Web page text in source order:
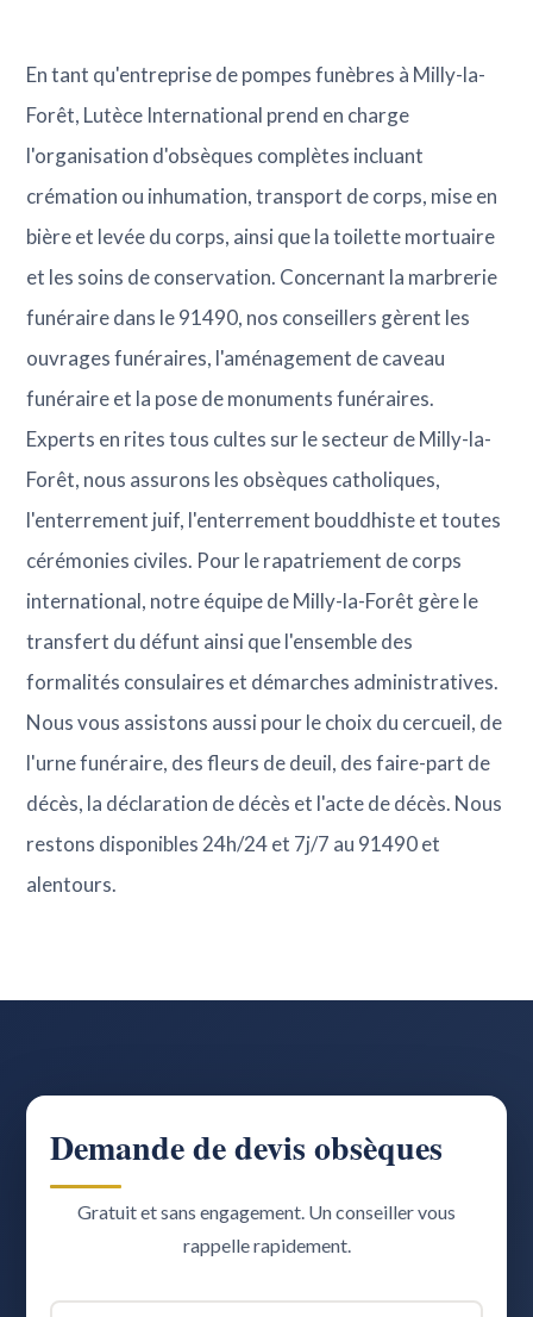
En tant qu'entreprise de pompes funèbres à Milly-la-
Forêt, Lutèce International prend en charge
l'organisation d'obsèques complètes incluant
crémation ou inhumation, transport de corps, mise en
bière et levée du corps, ainsi que la toilette mortuaire
et les soins de conservation. Concernant la marbrerie
funéraire dans le 91490, nos conseillers gèrent les
ouvrages funéraires, l'aménagement de caveau
funéraire et la pose de monuments funéraires.
Experts en rites tous cultes sur le secteur de Milly-la-
Forêt, nous assurons les obsèques catholiques,
l'enterrement juif, l'enterrement bouddhiste et toutes
cérémonies civiles. Pour le rapatriement de corps
international, notre équipe de Milly-la-Forêt gère le
transfert du défunt ainsi que l'ensemble des
formalités consulaires et démarches administratives.
Nous vous assistons aussi pour le choix du cercueil, de
l'urne funéraire, des fleurs de deuil, des faire-part de
décès, la déclaration de décès et l'acte de décès. Nous
restons disponibles 24h/24 et 7j/7 au 91490 et
alentours.
Demande de devis obsèques
Gratuit et sans engagement. Un conseiller vous
rappelle rapidement.